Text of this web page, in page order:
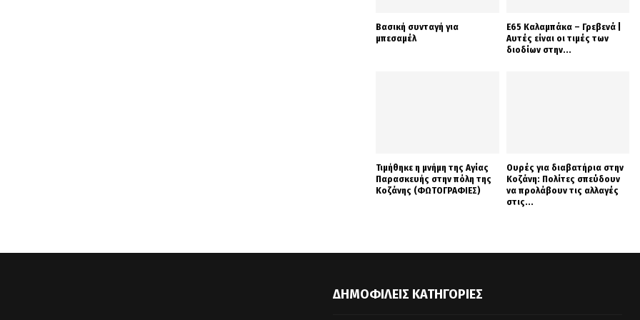
Βασική συνταγή για
μπεσαμέλ
Ε65 Καλαμπάκα – Γρεβενά |
Αυτές είναι οι τιμές των
διοδίων στην...
Τιμήθηκε η μνήμη της Αγίας
Παρασκευής στην πόλη της
Κοζάνης (ΦΩΤΟΓΡΑΦΙΕΣ)
Ουρές για διαβατήρια στην
Κοζάνη: Πολίτες σπεύδουν
να προλάβουν τις αλλαγές
στις...
ΔΗΜΟΦΙΛΕΊΣ ΚΑΤΗΓΟΡΊΕΣ